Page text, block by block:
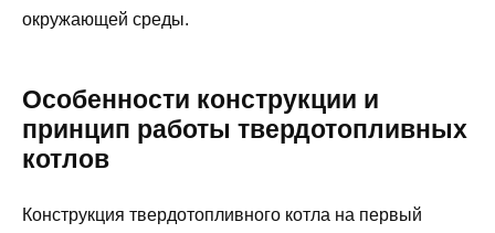
окружающей среды.
Особенности конструкции и
принцип работы твердотопливных
котлов
Конструкция твердотопливного котла на первый